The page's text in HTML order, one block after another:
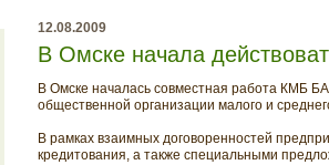
12.08.2009
В Омске начала
В Омске началась совместная работа КМБ
общественной организации малого и
В рамках взаимных договоренностей
кредитования, а также специальными